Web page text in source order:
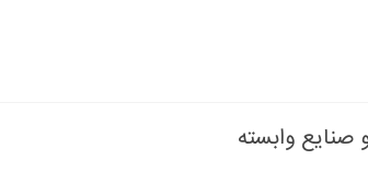
صنایع وابسته